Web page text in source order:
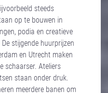
steeds
op te bouwen in
podia en creatieve
stijgende huurprijzen
en Utrecht maken
schaarser. Ateliers
staan onder druk.
meerdere banen om